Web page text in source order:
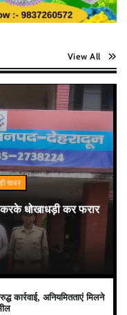
View All
खबर
करके धोखाधड़ी कर फरार
कार्रवाई, अनियमितताएं मिलने